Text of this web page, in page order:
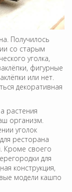
Получилось
со старым
уголка,
фигурные
или нет.
декоративная
растения
организм.
уголок
ресторана
Кроме своего
для
конструкция,
модели кашпо